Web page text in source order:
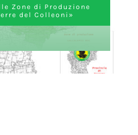
Zone di Produzione
del Colleoni»